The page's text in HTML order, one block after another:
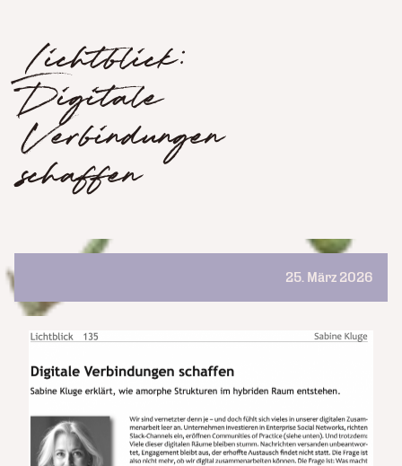
Lichtblick:
Digitale
Verbindungen
schaffen
25. März 2026